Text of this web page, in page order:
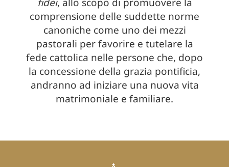
fidei, allo scopo di promuovere la
comprensione delle suddette norme
canoniche come uno dei mezzi
pastorali per favorire e tutelare la
fede cattolica nelle persone che, dopo
la concessione della grazia pontificia,
andranno ad iniziare una nuova vita
matrimoniale e familiare.